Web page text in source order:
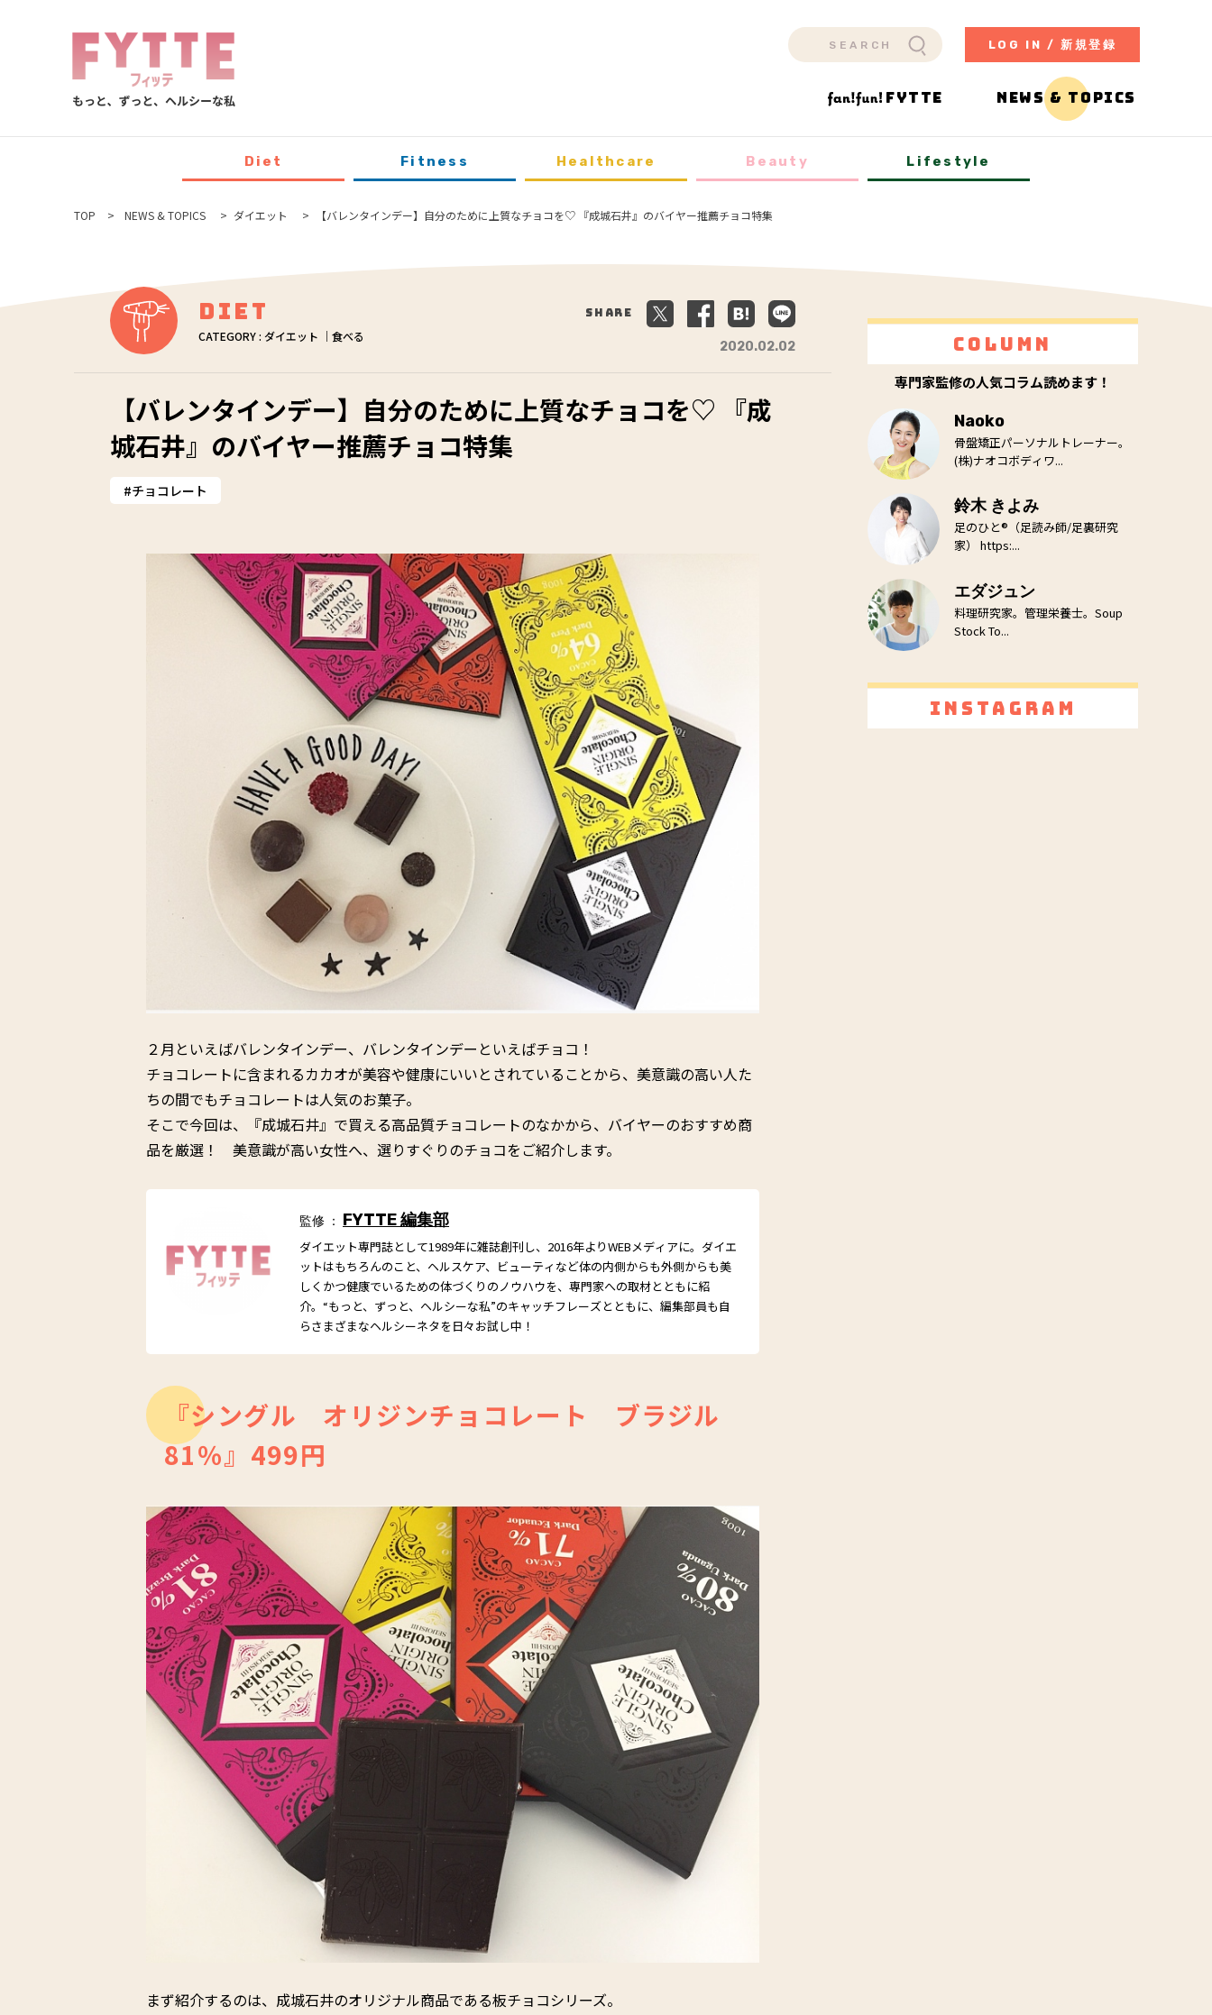
LOG IN / 新規登録
FYTTE NEWS & TOPICS
Diet Fitness Healthcare Beauty Lifestyle
TOP NEWS & TOPICS ダイエット 【バレンタインデー】自分のために上質なチョコを♡ 『成城石井』のバイヤー推薦チョコ特集
Diet
CATEGORY : ダイエット ｜食べる
2020.02.02
【バレンタインデー】自分のために上質なチョコを♡ 『成
城石井』のバイヤー推薦チョコ特集
チョコレート
Share
２月といえばバレンタインデー、バレンタインデーといえばチョコ！
チョコレートに含まれるカカオが美容や健康にいいとされていることから、美意識の高い人た
ちの間でもチョコレートは人気のお菓子。
そこで今回は、『成城石井』で買える高品質チョコレートのなかから、バイヤーのおすすめ商
品を厳選！ 美意識が高い女性へ、選りすぐりのチョコをご紹介します。
監修 ： FYTTE 編集部
ダイエット専門誌として1989年に雑誌創刊し、2016年よりWEBメディアに。ダイエ
ットはもちろんのこと、ヘルスケア、ビューティなど体の内側からも外側からも美
しくかつ健康でいるための体づくりのノウハウを、専門家への取材とともに紹
介。“もっと、ずっと、ヘルシーな私”のキャッチフレーズとともに、編集部員も自
らさまざまなヘルシーネタを日々お試し中！
『シングル オリジンチョコレート ブラジル
81％』499円
まず紹介するのは、成城石井のオリジナル商品である板チョコシリーズ。
Column
専門家監修の人気コラム読めます！
Naoko
骨盤矯正パーソナルトレーナー。
(株)ナオコボディワ...
鈴木 きよみ
足のひと®（足読み師/足裏研究
家） https:...
エダジュン
料理研究家。管理栄養士。Soup
Stock To...
Instagram